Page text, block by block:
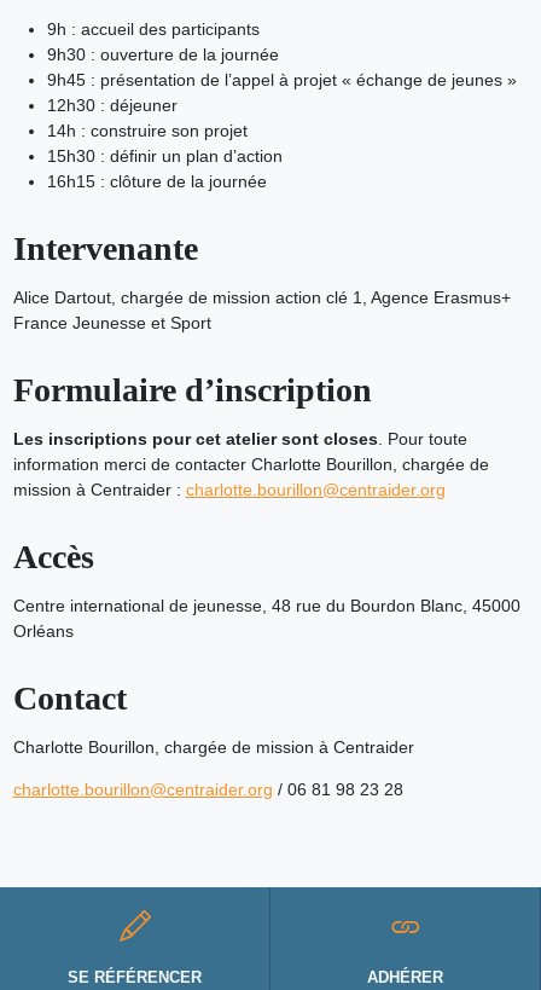
9h : accueil des participants
9h30 : ouverture de la journée
9h45 : présentation de l’appel à projet « échange de jeunes »
12h30 : déjeuner
14h : construire son projet
15h30 : définir un plan d’action
16h15 : clôture de la journée
Intervenante
Alice Dartout, chargée de mission action clé 1, Agence Erasmus+
France Jeunesse et Sport
Formulaire d’inscription
Les inscriptions pour cet atelier sont closes. Pour toute
information merci de contacter Charlotte Bourillon, chargée de
mission à Centraider : charlotte.bourillon@centraider.org
Accès
Centre international de jeunesse, 48 rue du Bourdon Blanc, 45000
Orléans
Contact
Charlotte Bourillon, chargée de mission à Centraider
charlotte.bourillon@centraider.org / 06 81 98 23 28
SE RÉFÉRENCER ADHÉRER